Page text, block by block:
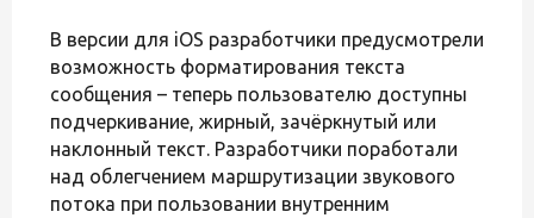
В версии для iOS разработчики предусмотрели
возможность форматирования текста
сообщения – теперь пользователю доступны
подчеркивание, жирный, зачёркнутый или
наклонный текст. Разработчики поработали
над облегчением маршрутизации звукового
потока при пользовании внутренним